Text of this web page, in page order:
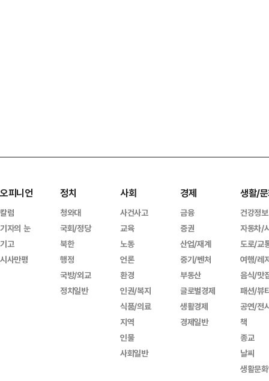
오피니언
칼럼
기자의 눈
기고
시사만평
정치
청와대
국회/정당
북한
행정
국방/외교
정치일반
사회
사건사고
교육
노동
언론
환경
인권/복지
식품/의료
지역
인물
사회일반
경제
금융
증권
산업/재계
중기/벤처
부동산
글로벌경제
생활경제
경제일반
생활/
건강정보
자동차/
도로/교
여행/레
음식/맛
패션/뷰
공연/전
책
종교
날씨
생활문